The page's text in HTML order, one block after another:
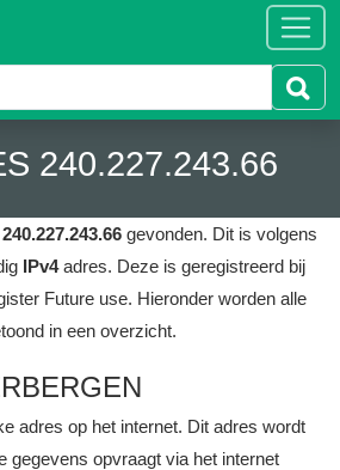
240.227.243.66
240.227.243.66 gevonden. Dit is volgens
IPv4adres. Deze is geregistreerd bij
Future use. Hieronder worden alle
in een overzicht.
adres op het internet. Dit adres wordt
gegevens opvraagt via het internet